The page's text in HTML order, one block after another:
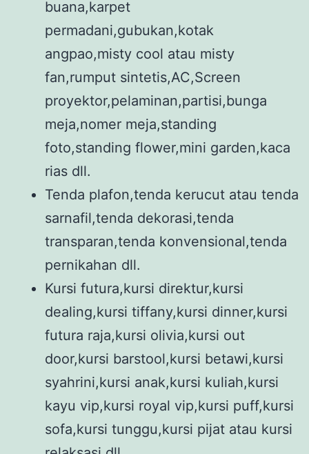
buana,karpet
permadani,gubukan,kotak
angpao,misty cool atau misty
fan,rumput sintetis,AC,Screen
proyektor,pelaminan,partisi,bunga
meja,nomer meja,standing
foto,standing flower,mini garden,kaca
rias dll.
Tenda plafon,tenda kerucut atau tenda
sarnafil,tenda dekorasi,tenda
transparan,tenda konvensional,tenda
pernikahan dll.
Kursi futura,kursi direktur,kursi
dealing,kursi tiffany,kursi dinner,kursi
futura raja,kursi olivia,kursi out
door,kursi barstool,kursi betawi,kursi
syahrini,kursi anak,kursi kuliah,kursi
kayu vip,kursi royal vip,kursi puff,kursi
sofa,kursi tunggu,kursi pijat atau kursi